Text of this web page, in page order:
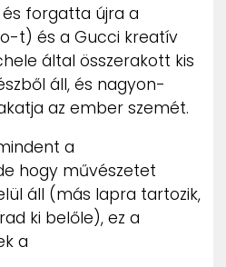
forgatta újra a
t) és a Gucci kreatív
által összerakott kis
áll, és nagyon-
az ember szemét.
a
hogy művészetet
áll (más lapra tartozik,
ki belőle), ez a
a